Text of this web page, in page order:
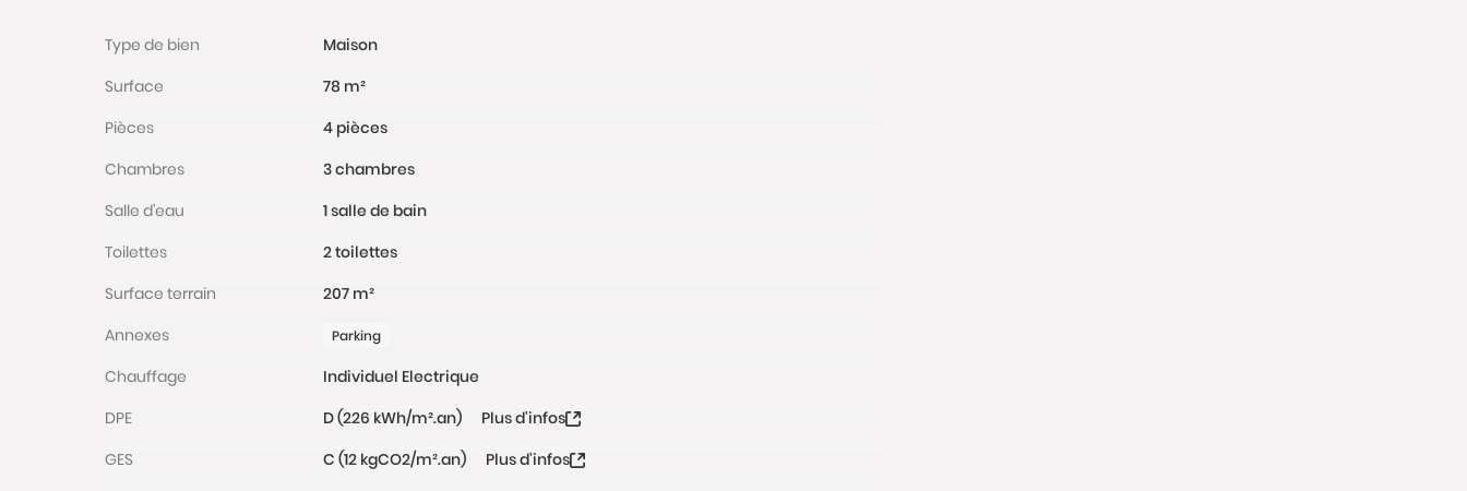
Type de bien
Maison
Surface
78 m²
Pièces
4 pièces
Chambres
3 chambres
Salle d'eau
1 salle de bain
Toilettes
2 toilettes
Surface terrain
207 m²
Annexes
Parking
Chauffage
Individuel Electrique
DPE
D (226 kWh/m².an)
Plus d'infos
GES
C (12 kgCO2/m².an)
Plus d'infos